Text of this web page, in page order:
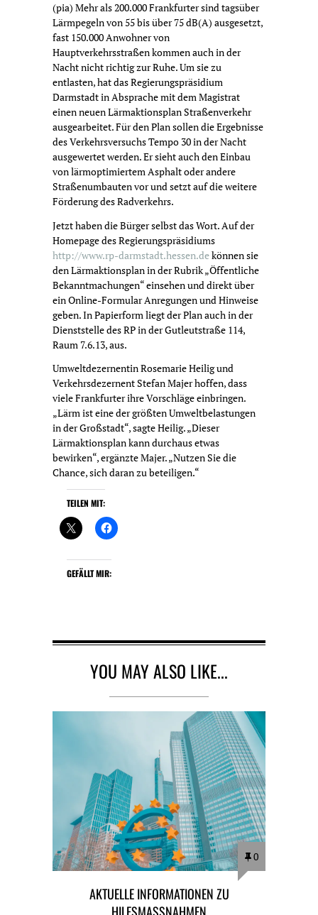
(pia) Mehr als 200.000 Frankfurter sind tagsüber
Lärmpegeln von 55 bis über 75 dB(A) ausgesetzt,
fast 150.000 Anwohner von
Hauptverkehrsstraßen kommen auch in der
Nacht nicht richtig zur Ruhe. Um sie zu
entlasten, hat das Regierungspräsidium
Darmstadt in Absprache mit dem Magistrat
einen neuen Lärmaktionsplan Straßenverkehr
ausgearbeitet. Für den Plan sollen die Ergebnisse
des Verkehrsversuchs Tempo 30 in der Nacht
ausgewertet werden. Er sieht auch den Einbau
von lärmoptimiertem Asphalt oder andere
Straßenumbauten vor und setzt auf die weitere
Förderung des Radverkehrs.
Jetzt haben die Bürger selbst das Wort. Auf der
Homepage des Regierungspräsidiums
http://www.rp-darmstadt.hessen.dekönnen sie
den Lärmaktionsplan in der Rubrik „Öffentliche
Bekanntmachungen“ einsehen und direkt über
ein Online-Formular Anregungen und Hinweise
geben. In Papierform liegt der Plan auch in der
Dienststelle des RP in der Gutleutstraße 114,
Raum 7.6.13, aus.
Umweltdezernentin Rosemarie Heilig und
Verkehrsdezernent Stefan Majer hoffen, dass
viele Frankfurter ihre Vorschläge einbringen.
„Lärm ist eine der größten Umweltbelastungen
in der Großstadt“, sagte Heilig. „Dieser
Lärmaktionsplan kann durchaus etwas
bewirken“, ergänzte Majer. „Nutzen Sie die
Chance, sich daran zu beteiligen.“
TEILEN MIT:
GEFÄLLT MIR:
YOU MAY ALSO LIKE...
0
AKTUELLE INFORMATIONEN ZU
HILFSMASSNAHMEN